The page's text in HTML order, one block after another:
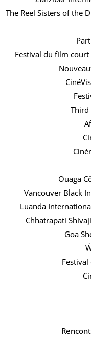
The Reel Sisters of the
Festival du film court
Third
Ouaga
Vancouver Black
Luanda
Chhatrapati
Goa